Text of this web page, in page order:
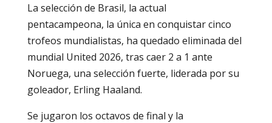
La selección de Brasil, la actual
pentacampeona, la única en conquistar cinco
trofeos mundialistas, ha quedado eliminada del
mundial United 2026, tras caer 2 a 1 ante
Noruega, una selección fuerte, liderada por su
goleador, Erling Haaland.
Se jugaron los octavos de final y la